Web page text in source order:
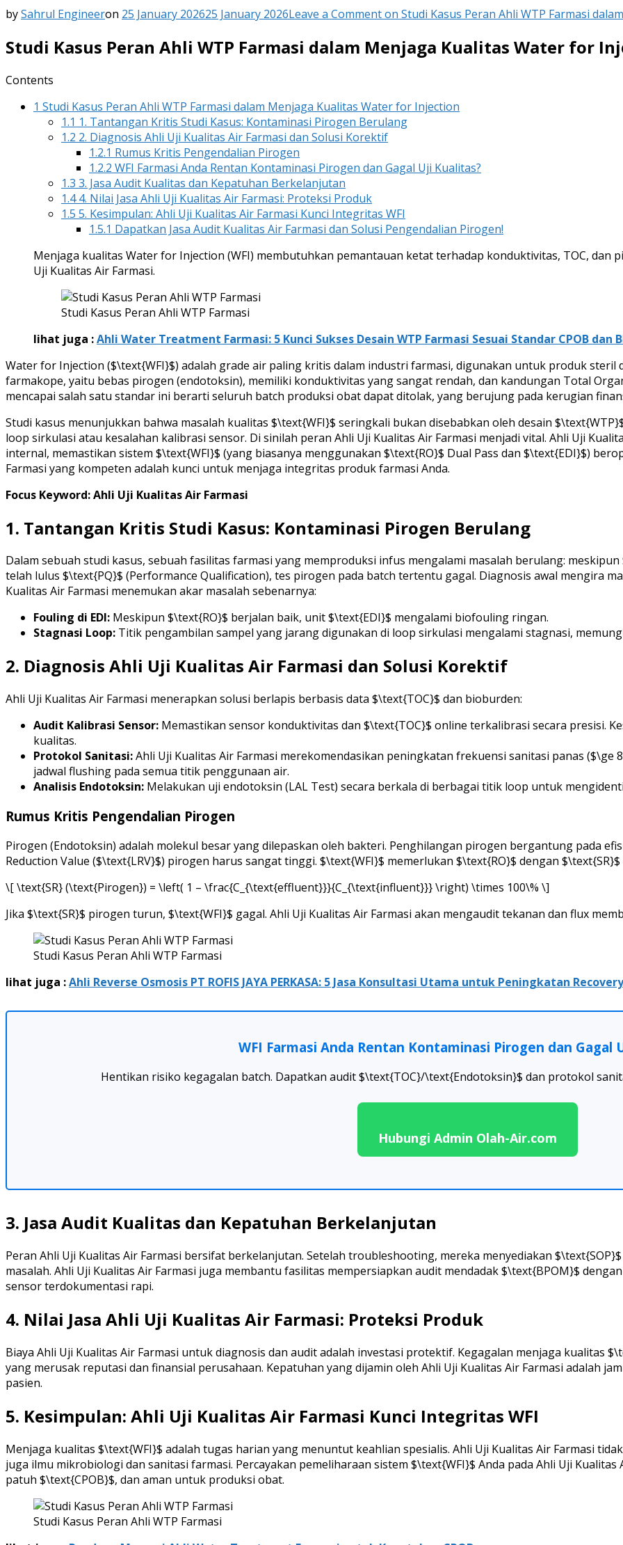
bySahrul Engineeron 25 January 202625 January 2026Leave a Commenton Studi Kasus Peran Ahli WTP Farmasi
Studi Kasus Peran Ahli WTP Farmasi dalam Menjaga Kualitas Water for
Contents
1 Studi Kasus Peran Ahli WTP Farmasi dalam Menjaga Kualitas Water for Injection
1.1 1. Tantangan Kritis Studi Kasus: Kontaminasi Pirogen Berulang
1.2 2. Diagnosis Ahli Uji Kualitas Air Farmasi dan Solusi Korektif
1.2.1 Rumus Kritis Pengendalian Pirogen
1.2.2 WFI Farmasi Anda Rentan Kontaminasi Pirogen dan Gagal Uji Kualitas?
1.3 3. Jasa Audit Kualitas dan Kepatuhan Berkelanjutan
1.44. Nilai Jasa Ahli Uji Kualitas Air Farmasi: Proteksi Produk
1.5 5. Kesimpulan: Ahli Uji Kualitas Air Farmasi Kunci Integritas WFI
1.5.1 Dapatkan Jasa Audit Kualitas Air Farmasi dan Solusi Pengendalian Pirogen!
Menjaga kualitas Water for Injection (WFI) membutuhkan pemantauan ketat terhadap konduktivitas, TOC, dan
Uji Kualitas Air Farmasi.
Studi Kasus Peran Ahli WTP Farmasi
lihat juga :Ahli Water Treatment Farmasi: 5 Kunci Sukses Desain WTP Farmasi Sesuai Standar CPOB dan
Water for Injection ($\text{WFI}$) adalah grade air paling kritis dalam industri farmasi, digunakan untuk produk steril
farmakope, yaitu bebas pirogen (endotoksin), memiliki konduktivitas yang sangat rendah, dan kandungan Total
mencapai salah satu standar ini berarti seluruh batch produksi obat dapat ditolak, yang berujung pada kerugian
Studi kasus menunjukkan bahwa masalah kualitas $\text{WFI}$ seringkali bukan disebabkan oleh desain
loop sirkulasi atau kesalahan kalibrasi sensor. Di sinilah peran Ahli Uji Kualitas Air Farmasi menjadi vital. Ahli Uji
internal, memastikan sistem $\text{WFI}$ (yang biasanya menggunakan $\text{RO}$ Dual Pass dan $\text{EDI}$)
Farmasi yang kompeten adalah kunci untuk menjaga integritas produk farmasi Anda.
Focus Keyword: Ahli Uji Kualitas Air Farmasi
1. Tantangan Kritis Studi Kasus: Kontaminasi Pirogen Berulang
Dalam sebuah studi kasus, sebuah fasilitas farmasi yang memproduksi infus mengalami masalah berulang:
telah lulus $\text{PQ}$ (Performance Qualification), tes pirogen pada batch tertentu gagal. Diagnosis awal mengira
Kualitas Air Farmasi menemukan akar masalah sebenarnya:
Fouling di EDI: Meskipun $\text{RO}$ berjalan baik, unit $\text{EDI}$ mengalami biofouling ringan.
Stagnasi Loop: Titik pengambilan sampel yang jarang digunakan di loop sirkulasi mengalami stagnasi,
2. Diagnosis Ahli Uji Kualitas Air Farmasi dan Solusi Korektif
Ahli Uji Kualitas Air Farmasi menerapkan solusi berlapis berbasis data $\text{TOC}$ dan bioburden:
Audit Kalibrasi Sensor: Memastikan sensor konduktivitas dan $\text{TOC}$ online terkalibrasi secara presisi.
kualitas.
Protokol Sanitasi:Ahli Uji Kualitas Air Farmasi merekomendasikan peningkatan frekuensi sanitasi panas
jadwal flushing pada semua titik penggunaan air.
Analisis Endotoksin: Melakukan uji endotoksin (LAL Test) secara berkala di berbagai titik loop untuk
Rumus Kritis Pengendalian Pirogen
Pirogen (Endotoksin) adalah molekul besar yang dilepaskan oleh bakteri. Penghilangan pirogen bergantung pada
Reduction Value ($\text{LRV}$) pirogen harus sangat tinggi. $\text{WFI}$ memerlukan $\text{RO}$ dengan
\[ \text{SR} (\text{Pirogen}) = \left( 1 – \frac{C_{\text{effluent}}}{C_{\text{influent}}} \right) \times 100\% \]
Jika $\text{SR}$ pirogen turun, $\text{WFI}$ gagal. Ahli Uji Kualitas Air Farmasi akan mengaudit tekanan dan flux
Studi Kasus Peran Ahli WTP Farmasi
lihat juga :Ahli Reverse Osmosis PT ROFIS JAYA PERKASA: 5 Jasa Konsultasi Utama untuk Peningkatan
WFI Farmasi Anda Rentan Kontaminasi Pirogen dan Gagal
Hentikan risiko kegagalan batch. Dapatkan audit $\text{TOC}/\text{Endotoksin}$ dan protokol
Hubungi Admin Olah-Air.com
3. Jasa Audit Kualitas dan Kepatuhan Berkelanjutan
Peran Ahli Uji Kualitas Air Farmasi bersifat berkelanjutan. Setelah troubleshooting, mereka menyediakan
masalah. Ahli Uji Kualitas Air Farmasi juga membantu fasilitas mempersiapkan audit mendadak $\text{BPOM}$
sensor terdokumentasi rapi.
4. Nilai Jasa Ahli Uji Kualitas Air Farmasi: Proteksi Produk
Biaya Ahli Uji Kualitas Air Farmasi untuk diagnosis dan audit adalah investasi protektif. Kegagalan menjaga kualitas
yang merusak reputasi dan finansial perusahaan. Kepatuhan yang dijamin oleh Ahli Uji Kualitas Air Farmasi adalah
pasien.
5. Kesimpulan: Ahli Uji Kualitas Air Farmasi Kunci Integritas WFI
Menjaga kualitas $\text{WFI}$ adalah tugas harian yang menuntut keahlian spesialis. Ahli Uji Kualitas Air Farmasi
juga ilmu mikrobiologi dan sanitasi farmasi. Percayakan pemeliharaan sistem $\text{WFI}$ Anda pada Ahli Uji
patuh $\text{CPOB}$, dan aman untuk produksi obat.
Studi Kasus Peran Ahli WTP Farmasi